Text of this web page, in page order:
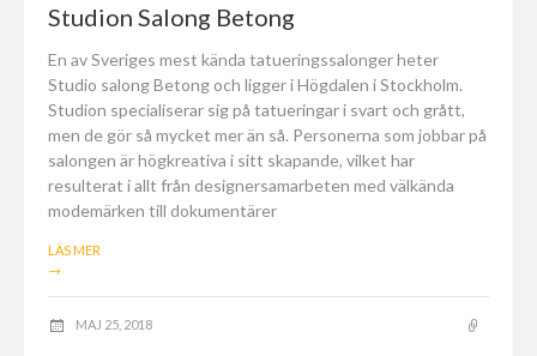
Studion Salong Betong
En av Sveriges mest kända tatueringssalonger heter
Studio salong Betong och ligger i Högdalen i Stockholm.
Studion specialiserar sig på tatueringar i svart och grått,
men de gör så mycket mer än så. Personerna som jobbar på
salongen är högkreativa i sitt skapande, vilket har
resulterat i allt från designersamarbeten med välkända
modemärken till dokumentärer
LÄS MER
→
MAJ 25, 2018